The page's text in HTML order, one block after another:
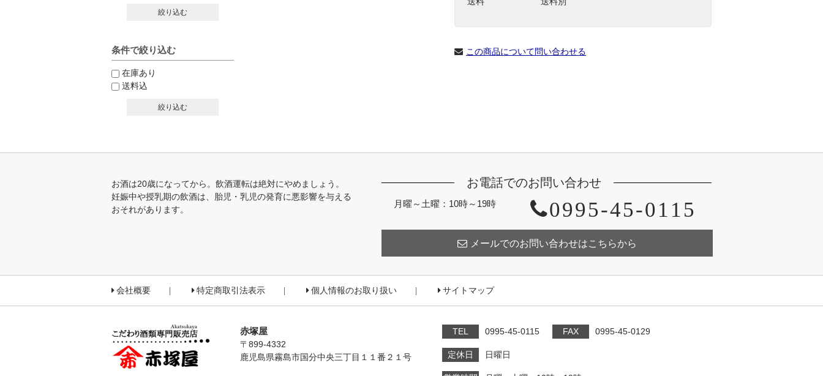
絞り込む
条件で絞り込む
在庫あり
送料込
絞り込む
この商品について問い合わせる
お酒は20歳になってから。飲酒運転は絶対にやめましょう。
妊娠中や授乳期の飲酒は、胎児・乳児の発育に悪影響を与える
おそれがあります。
お電話でのお問い合わせ
月曜～土曜：10時～19時 0995-45-0115
メールでのお問い合わせはこちらから
会社概要 特定商取引法表示 個人情報のお取り扱い サイトマップ
赤塚屋
〒899-4332
鹿児島県霧島市国分中央三丁目１１番２１号
TEL 0995-45-0115 FAX 0995-45-0129
定休日 日曜日